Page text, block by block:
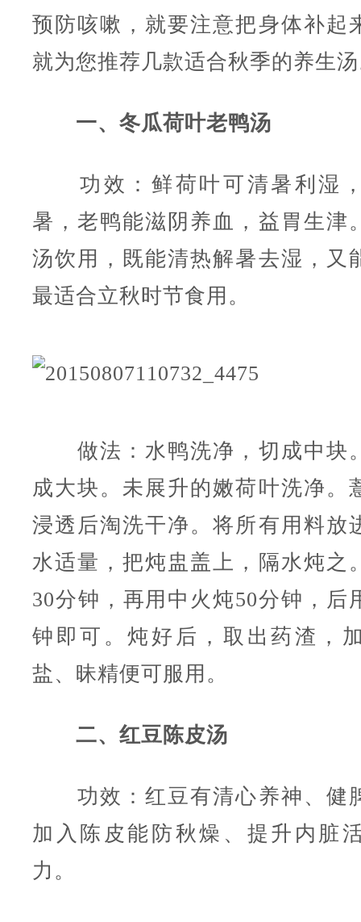
预防咳嗽，就要注意把身体补起
就为您推荐几款适合秋季的养生
一、冬瓜荷叶老鸭汤
功效：鲜荷叶可清暑利湿
暑，老鸭能滋阴养血，益胃生津
汤饮用，既能清热解暑去湿，又
最适合立秋时节食用。
做法：水鸭洗净，切成中块
成大块。未展升的嫩荷叶洗净。
浸透后淘洗干净。将所有用料放
水适量，把炖盅盖上，隔水炖之
30分钟，再用中火炖50分钟，后
钟即可。炖好后，取出药渣，
盐、昧精便可服用。
二、红豆陈皮汤
功效：红豆有清心养神、健
加入陈皮能防秋燥、提升内脏
力。